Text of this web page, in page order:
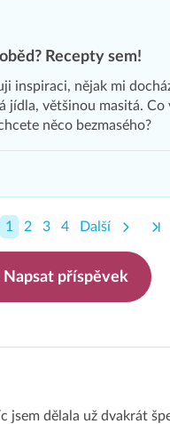
Recepty sem!
inspiraci, nějak mi
jídla, většinou masitá.
něco bezmasého?
1 2 3 4 Další
Napsat příspěvek
jsem dělala už dvakrát